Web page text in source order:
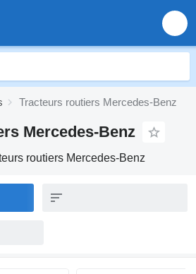
Tracteurs routiers Mercedes-Benz
Mercedes-Benz
routiers Mercedes-Benz